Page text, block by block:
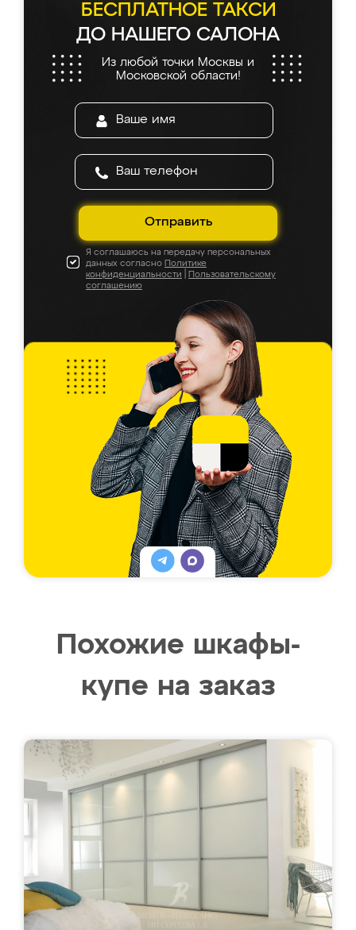
БЕСПЛАТНОЕ ТАКСИ
ДО НАШЕГО САЛОНА
Из любой точки Москвы и
Московской области!
Отправить
Я соглашаюсь на передачу персональных
данных согласно Политике
конфиденциальности
Пользовательскому
соглашению
Похожие шкафы-
купе на заказ